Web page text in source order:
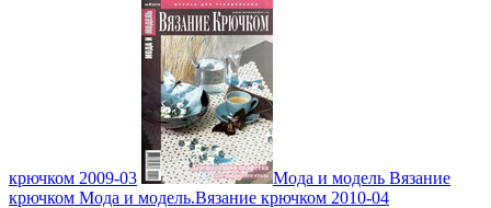
крючком 2009-03
Мода и модель Вязание
крючком Мода и модель.Вязание крючком 2010-04